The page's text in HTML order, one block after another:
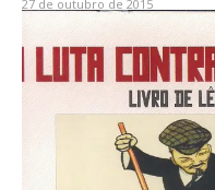
27 de outubro de 2015